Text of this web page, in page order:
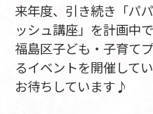
来年度、引き続き「パ
ッシュ講座」を計画中
福島区子ども・子育て
るイベントを開催して
お待ちしています♪